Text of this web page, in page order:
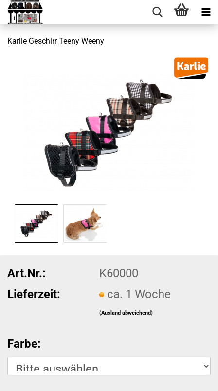
Karlie Geschirr Teeny Weeny
Art.Nr.:
K60000
Lieferzeit:
ca. 1 Woche
(Ausland abweichend)
Farbe: